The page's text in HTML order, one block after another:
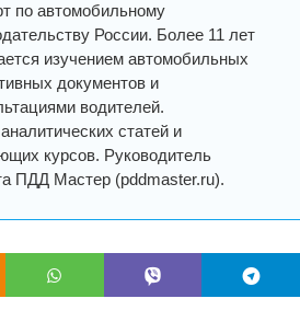
по автомобильному
России. Более 11 лет
изучением автомобильных
документов и
водителей.
статей и
курсов. Руководитель
ПДД Мастер (pddmaster.ru).